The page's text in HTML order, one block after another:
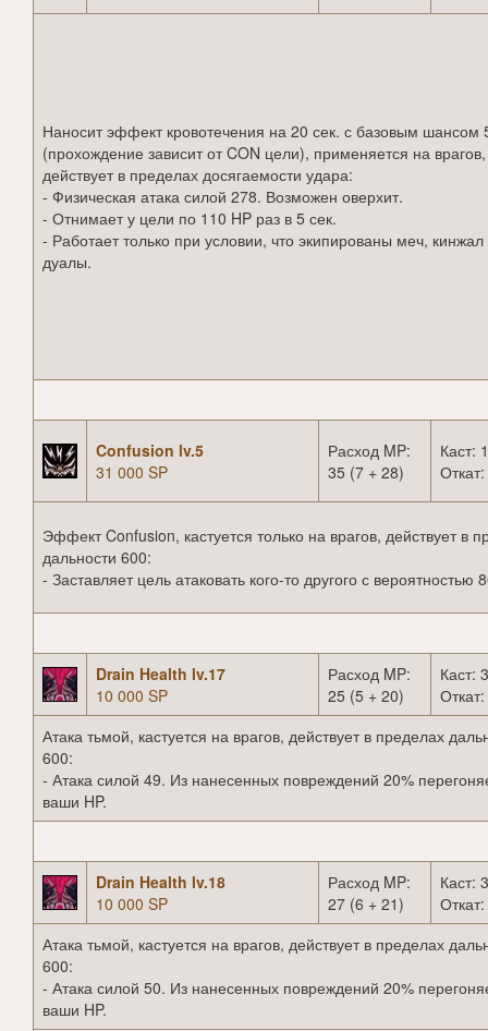
Наносит эффект кровотечения на 20 сек. с базовым шансом
(прохождение зависит от CON цели), применяется на врагов,
действует в пределах досягаемости удара:
- Физическая атака силой 278. Возможен оверхит.
- Отнимает у цели по 110 HP раз в 5 сек.
- Работает только при условии, что экипированы меч,
дуалы.
Confusion lv.5
31 000 SP
Расход MP:
35 (7 + 28)
Каст:
Эффект Confusion, кастуется только на врагов, действует в
дальности 600:
- Заставляет цель атаковать кого-то другого с вероятностью
Drain Health lv.17
10 000 SP
Расход MP:
25 (5 + 20)
Каст:
Атака тьмой, кастуется на врагов, действует в пределах
600:
- Атака силой 49. Из нанесенных повреждений 20%
ваши HP.
Drain Health lv.18
10 000 SP
Расход MP:
27 (6 + 21)
Каст:
Атака тьмой, кастуется на врагов, действует в пределах
600:
- Атака силой 50. Из нанесенных повреждений 20%
ваши HP.